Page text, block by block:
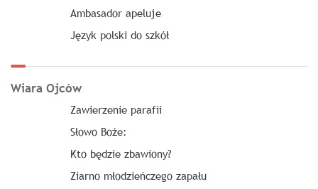
Ambasador apeluje
Język polski do szkół
Wiara Ojców
Zawierzenie parafii
Słowo Boże:
Kto będzie zbawiony?
Ziarno młodzieńczego zapału